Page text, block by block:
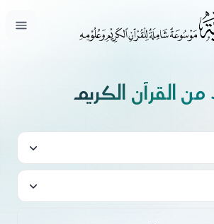
فتح
من القرآن الكريم